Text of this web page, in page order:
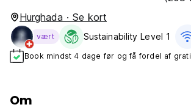
Hurghada · Se kort
vært Sustainability Level 1
Book mindst 4 dage før og få fordel af
Om